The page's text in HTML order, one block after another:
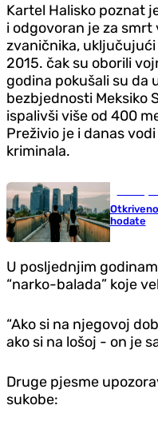
Kartel Halisko poznat
i odgovoran je za smrt
zvaničnika,
2015. čak su oborili
godina pokušali su da
bezbjednosti Meksiko
ispalivši više od 400
Preživio je i danas
kriminala.
hodate
U posljednjim
“narko-balada” koje
“Ako si na njegovoj
ako si na lošoj - on je
Druge pjesme
sukobe: